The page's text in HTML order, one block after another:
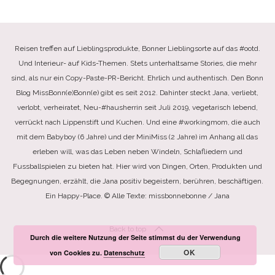
Reisen treffen auf Lieblingsprodukte, Bonner Lieblingsorte auf das #ootd.
Und Interieur- auf Kids-Themen. Stets unterhaltsame Stories, die mehr
sind, als nur ein Copy-Paste-PR-Bericht. Ehrlich und authentisch. Den Bonn
Blog MissBonn(e)Bonn(e) gibt es seit 2012. Dahinter steckt Jana, verliebt,
verlobt, verheiratet, Neu-#hausherrin seit Juli 2019, vegetarisch lebend,
verrückt nach Lippenstift und Kuchen. Und eine #workingmom, die auch
mit dem Babyboy (6 Jahre) und der MiniMiss (2 Jahre) im Anhang all das
erleben will, was das Leben neben Windeln, Schlafliedern und
Fussballspielen zu bieten hat. Hier wird von Dingen, Orten, Produkten und
Begegnungen, erzählt, die Jana positiv begeistern, berühren, beschäftigen.
Ein Happy-Place. © Alle Texte: missbonnebonne / Jana
Back to top
Durch die weitere Nutzung der Seite stimmst du der Verwendung
von Cookies zu.Datenschutz OK